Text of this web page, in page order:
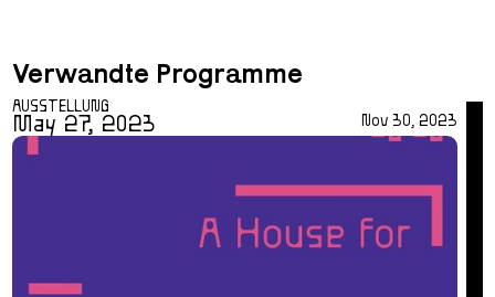
Verwandte Programme
AUSSTELLUNG
May 27, 2023 Nov 30, 2023